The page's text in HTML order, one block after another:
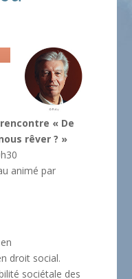
« De
rêver ? »
animé par
droit social.
sociétale des